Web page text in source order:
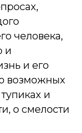
человека,
и
и его
возможных
и
о смелости